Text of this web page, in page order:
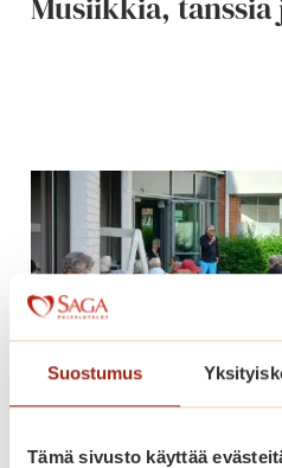
Suostumus
Tämä sivusto käyttää